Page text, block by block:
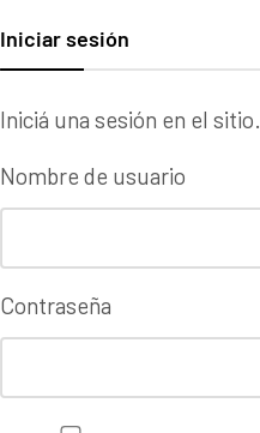
Iniciar sesión
Iniciá una sesión en el sitio.
Nombre de usuario
Contraseña